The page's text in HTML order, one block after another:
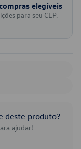
elegíveis
para seu CEP.
deste produto?
ajudar!